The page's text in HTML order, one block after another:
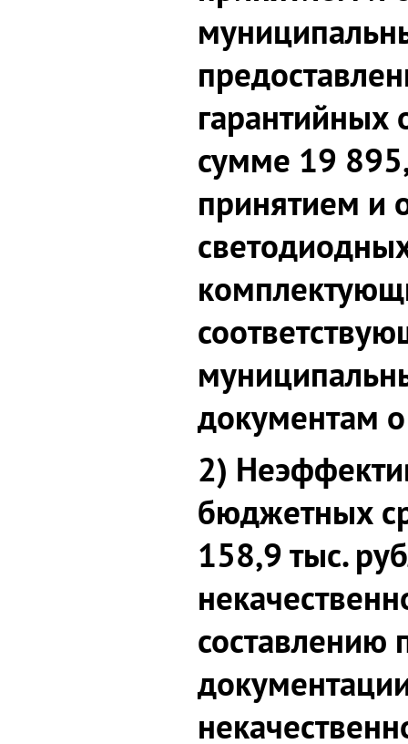
гарантийных
сумме 19
принятием и
документам
2)
бюджетных
158,9 тыс.
составлению